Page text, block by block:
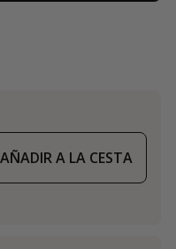
AÑADIR A LA CESTA